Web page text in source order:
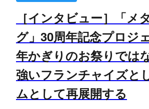
［インタビュー］「メ
グ」30周年記念プロジ
年かぎりのお祭りでは
強いフランチャイズと
ムとして再展開する